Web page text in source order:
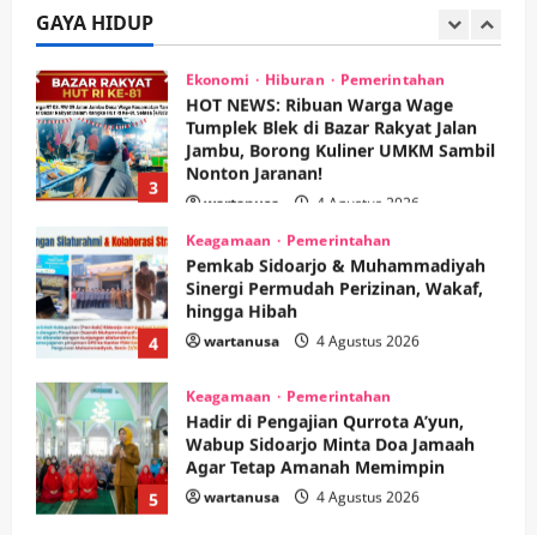
GAYA HIDUP
2
wartanusa 5 Agustus 2026
3
Ekonomi Hiburan Pemerintahan
HOT NEWS: Ribuan Warga Wage
Tumplek Blek di Bazar Rakyat Jalan
Jambu, Borong Kuliner UMKM Sambil
Nonton Jaranan!
wartanusa 4 Agustus 2026
4
Keagamaan Pemerintahan
Pemkab Sidoarjo & Muhammadiyah
Sinergi Permudah Perizinan, Wakaf,
hingga Hibah
wartanusa 4 Agustus 2026
5
Keagamaan Pemerintahan
Hadir di Pengajian Qurrota A’yun,
Wabup Sidoarjo Minta Doa Jamaah
Agar Tetap Amanah Memimpin
wartanusa 4 Agustus 2026